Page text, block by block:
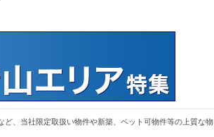
、当社限定取扱い物件や新築、ペット可物件等の上質な物